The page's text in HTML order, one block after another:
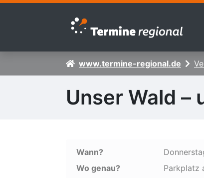
Zur Navigation springen
Zum Inhalt springen
www.termine-regional.de
Unser Wald –
Wann?
Wo genau?
Parkplatz